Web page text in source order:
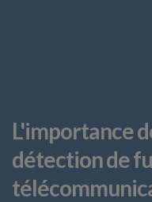
L'importance
détection de